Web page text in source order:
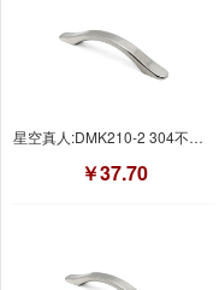
星空真人:DMK210-2 304不锈钢
￥37.70